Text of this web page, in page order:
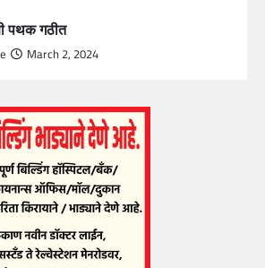
पथक गठीत
March 2, 2024